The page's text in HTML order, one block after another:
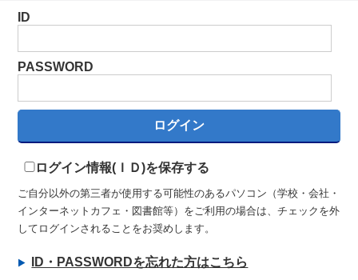
ID
PASSWORD
ログイン情報(ＩＤ)を保存する
ご自分以外の第三者が使用する可能性のあるパソコン（学校・会社・
インターネットカフェ・図書館等）をご利用の場合は、チェックを外
してログインされることをお奨めします。
ID・PASSWORDを忘れた方はこちら